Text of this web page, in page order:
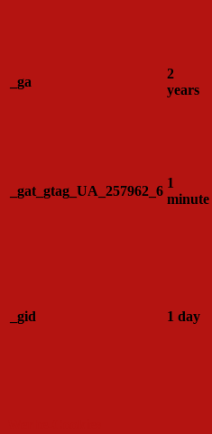
_ga
2
years
_gat_gtag_UA_257962_6
1
minute
_gid 1 day